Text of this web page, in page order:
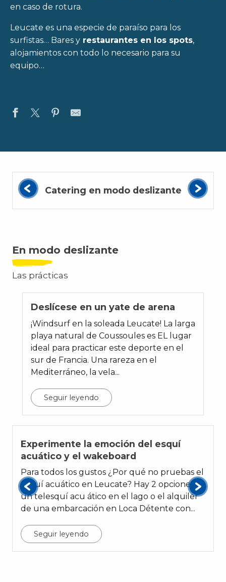
en caso de rotura.
Leucate es una especie de paraíso para los
surfistas… Bares y restaurantes en los spots,
alojamientos con todo lo necesario para su
equipo…
Catering en modo deslizante
En modo deslizante
Las prácticas
01
Deslícese en un yate de arena
¡Windsurf en la soleada Leucate! La larga
playa natural de Coussoules es EL lugar
ideal para practicar este deporte en el
sur de Francia. Una rareza en el
Mediterráneo, la vela...
Seguir leyendo
02
Experimente la emoción del esquí
acuático y el wakeboard
Para todos los gustos ¿Por qué no pruebas el
esquí acuático en Leucate? Hay 2 opciones:
un telesquí acu ático en el lago o el alquiler
de una embarcación en Loca Détente con...
Seguir leyendo